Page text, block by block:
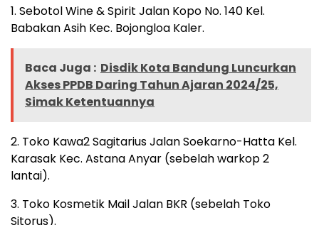
1. Sebotol Wine & Spirit Jalan Kopo No. 140 Kel.
Babakan Asih Kec. Bojongloa Kaler.
Baca Juga : Disdik Kota Bandung Luncurkan
Akses PPDB Daring Tahun Ajaran 2024/25,
Simak Ketentuannya
2. Toko Kawa2 Sagitarius Jalan Soekarno-Hatta Kel.
Karasak Kec. Astana Anyar (sebelah warkop 2
lantai).
3. Toko Kosmetik Mail Jalan BKR (sebelah Toko
Sitorus).